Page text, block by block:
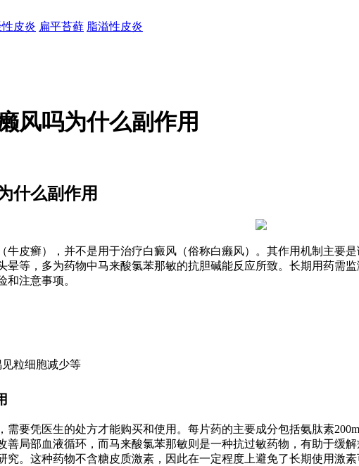
皮炎 扁平苔藓 脂溢性皮炎
风吗为什么副作用
什么副作用
皮癣），并不是用于治疗白癜风（俗称白癞风）。其作用机制主要
等，多为药物中马来酸氯苯那敏的抗胆碱能反应所致。长期用药需
注意事项。
粒细胞减少等
要凭医生的处方才能购买和使用。每片药的主要成分包括氨肽素
善局部血液循环，而马来酸氯苯那敏则是一种抗过敏药物，有助于缓
。这种药物不含糖皮质激素，因此在一定程度上避免了长期使用激素